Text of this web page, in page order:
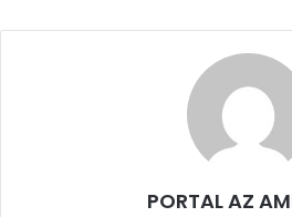
PORTAL AZ